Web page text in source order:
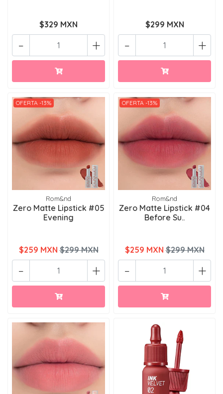
$329 MXN
+
-
$299 MXN
+
-
OFERTA -13%
Rom&nd
Zero Matte Lipstick #05
Evening
$259 MXN $299 MXN
+
-
OFERTA -13%
Rom&nd
Zero Matte Lipstick #04
Before Su..
$259 MXN $299 MXN
+
-